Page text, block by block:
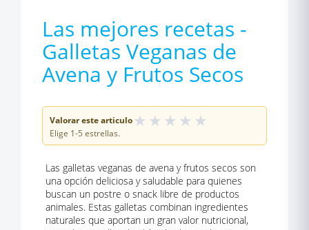
Las mejores recetas -
Galletas Veganas de
Avena y Frutos Secos
Valorar este articulo★ ★ ★ ★ ★
Elige 1-5 estrellas.
Las galletas veganas de avena y frutos secos son
una opción deliciosa y saludable para quienes
buscan un postre o snack libre de productos
animales. Estas galletas combinan ingredientes
naturales que aportan un gran valor nutricional,